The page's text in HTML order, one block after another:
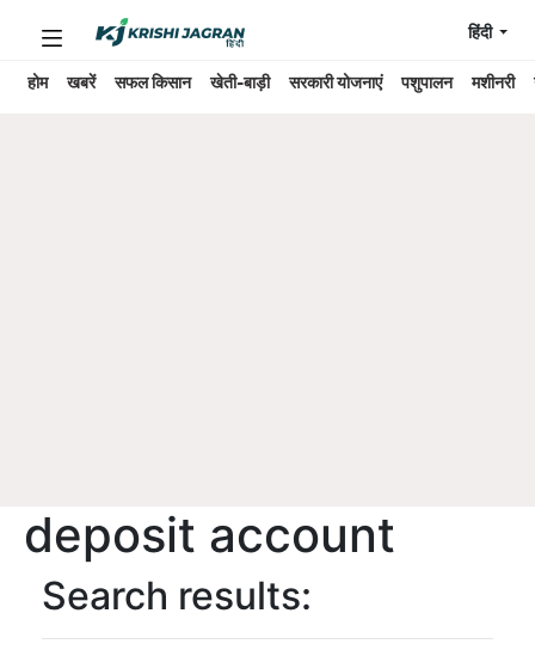
होम खबरें सफल किसान खेती-बाड़ी सरकारी योजनाएं पशुपालन मशीनरी
हिंदी
deposit account
Search results: